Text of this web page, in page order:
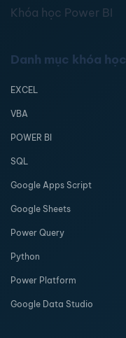
Khóa học Power BI
Danh mục khóa học
EXCEL
VBA
POWER BI
SQL
Google Apps Script
Google Sheets
Power Query
Python
Power Platform
Google Data Studio